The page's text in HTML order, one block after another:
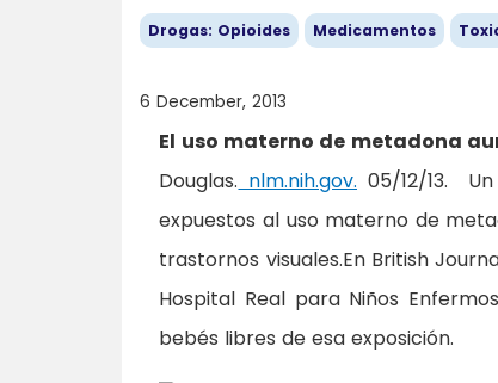
Drogas: Opioides Medicamentos
6 December, 2013
El uso materno de metadona
Douglas. nlm.nih.gov. 05/12/13.
expuestos al uso materno de
trastornos visuales.En British
Hospital Real para Niños
bebés libres de esa exposición.